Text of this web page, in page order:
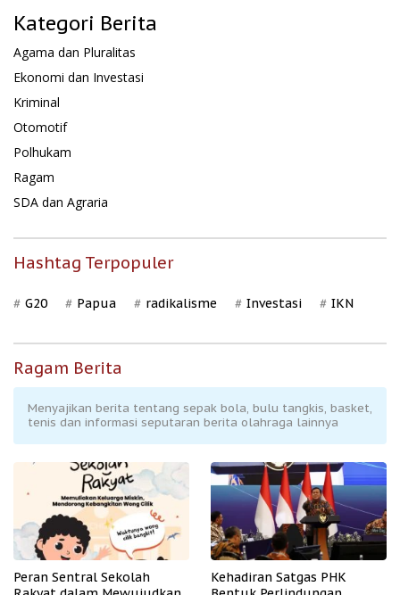
Kategori Berita
Agama dan Pluralitas
Ekonomi dan Investasi
Kriminal
Otomotif
Polhukam
Ragam
SDA dan Agraria
Hashtag Terpopuler
G20 Papua radikalisme Investasi IKN
Ragam Berita
Menyajikan berita tentang sepak bola, bulu tangkis, basket,
tenis dan informasi seputaran berita olahraga lainnya
Peran Sentral Sekolah
Kehadiran Satgas PHK